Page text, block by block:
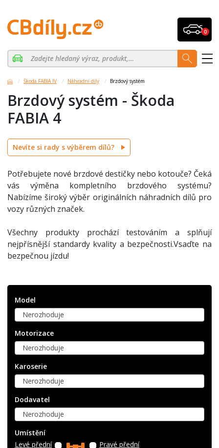
0
Škoda FABIA IV Náhradní díly Brzdový systém
Brzdový systém - Škoda
FABIA 4
Nevíte si rady s výběrem dílů?
Potřebujete nové brzdové destičky nebo kotouče? Čeká
vás výměna kompletního brzdového systému?
Nabízíme široký výběr originálních náhradních dílů pro
vozy různých značek.
Všechny produkty prochází testováním a splňují
nejpřísnější standardy kvality a bezpečnosti.Vsaďte na
bezpečnou jízdu!
Model
Nerozhoduje
Motorizace
Nerozhoduje
Karoserie
Nerozhoduje
Dodavatel
Nerozhoduje
Umístění
Levé přední
Pravé přední